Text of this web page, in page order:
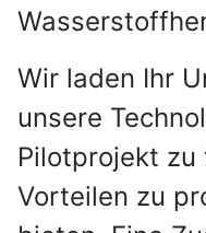
Wir laden Ihr
unsere
Pilotprojekt
Vorteilen zu